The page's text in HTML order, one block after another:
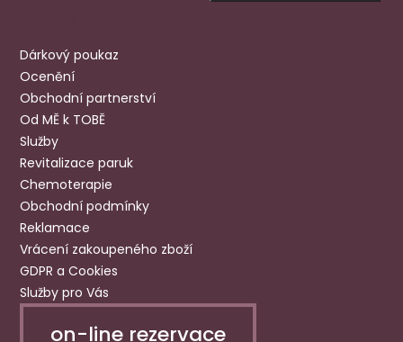
Dárkový poukaz
Ocenění
Obchodní partnerství
Od MĚ k TOBĚ
Služby
Revitalizace paruk
Chemoterapie
Obchodní podmínky
Reklamace
Vrácení zakoupeného zboží
GDPR a Cookies
Služby pro Vás
on-line rezervace